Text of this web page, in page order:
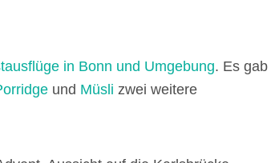
in Bonn und Umgebung. Es gab
und Müsli zwei weitere